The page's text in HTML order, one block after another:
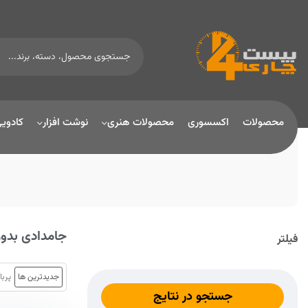
محصولات اکسسوری محصولات هنری نوشت افزار
فیلتر
جستجو در نتایج
جامدادی
جدیدترین ها